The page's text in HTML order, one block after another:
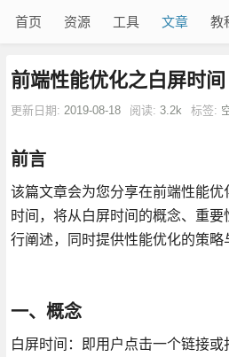
首页 资源 工具 文章 教
前端性能优化之白屏时间
更新日期: 2019-08-18 阅读: 3.2k 标签:
前言
该篇文章会为您分享在前端性能
时间，将从白屏时间的概念、重
行阐述，同时提供性能优化的策略
一、概念
白屏时间：即用户点击一个链接